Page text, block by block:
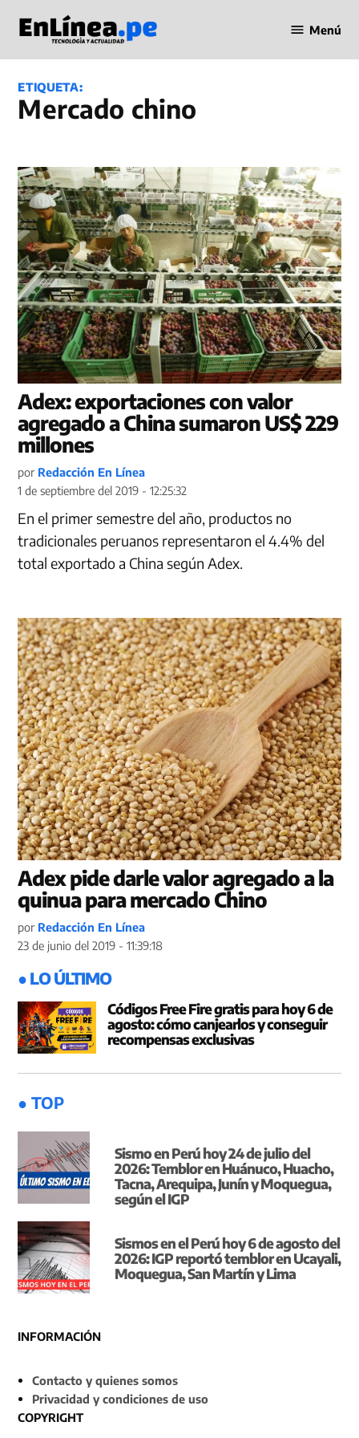
contenido
en Línea
Menú
ETIQUETA:
mercado chino
Adex: exportaciones con valor
agregado a China sumaron US$ 229
millones
por Redacción En Línea
1 de septiembre del 2019 - 12:25:32
En el primer semestre del año, productos no
tradicionales peruanos representaron el 4.4% del
total exportado a China según Adex.
Adex pide darle valor agregado a la
quinua para mercado Chino
por Redacción En Línea
23 de junio del 2019 - 11:39:18
● LO ÚLTIMO
Códigos Free Fire gratis para hoy 6 de
agosto: cómo canjearlos y conseguir
recompensas exclusivas
● TOP
Sismo en Perú hoy 24 de julio del
2026: Temblor en Huánuco, Huacho,
Tacna, Arequipa, Junín y Moquegua,
según el IGP
Sismos en el Perú hoy 6 de agosto del
2026: IGP reportó temblor en Ucayali,
Moquegua, San Martín y Lima
INFORMACIÓN
Contacto y quienes somos
Privacidad y condiciones de uso
COPYRIGHT